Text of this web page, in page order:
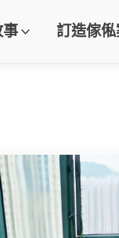
事 訂造傢俬